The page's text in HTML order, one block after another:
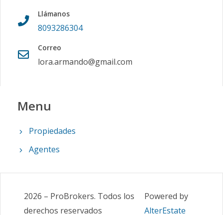
Llámanos
8093286304
Correo
lora.armando@gmail.com
Menu
Propiedades
Agentes
2026 – ProBrokers. Todos los
derechos reservados
Powered by
AlterEstate